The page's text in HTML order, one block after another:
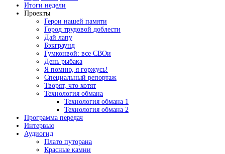
Итоги недели
Проекты
Герои нашей памяти
Город трудовой доблести
Дай лапу
Бэкграунд
Гумконвой: все СВОи
День рыбака
Я помню, я горжусь!
Специальный репортаж
Творят, что хотят
Технология обмана
Технология обмана 1
Технология обмана 2
Программа передач
Интервью
Аудиогид
Плато путорана
Красные камни